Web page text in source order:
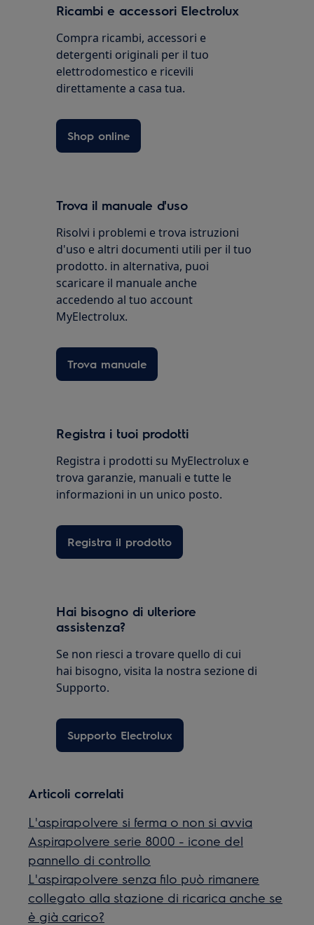
Ricambi e accessori Electrolux
Compra ricambi, accessori e
detergenti originali per il tuo
elettrodomestico e ricevili
direttamente a casa tua.
Shop online
Trova il manuale d'uso
Risolvi i problemi e trova istruzioni
d'uso e altri documenti utili per il tuo
prodotto. in alternativa, puoi
scaricare il manuale anche
accedendo al tuo account
MyElectrolux.
Trova manuale
Registra i tuoi prodotti
Registra i prodotti su MyElectrolux e
trova garanzie, manuali e tutte le
informazioni in un unico posto.
Registra il prodotto
Hai bisogno di ulteriore
assistenza?
Se non riesci a trovare quello di cui
hai bisogno, visita la nostra sezione di
Supporto.
Supporto Electrolux
Articoli correlati
L'aspirapolvere si ferma o non si avvia
Aspirapolvere serie 8000 - icone del
pannello di controllo
L'aspirapolvere senza filo può rimanere
collegato alla stazione di ricarica anche se
è già carico?